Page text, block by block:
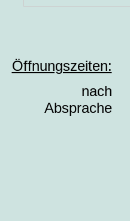
Öffnungszeiten:
nach
Absprache